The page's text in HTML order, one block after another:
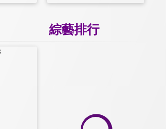
綜藝排行